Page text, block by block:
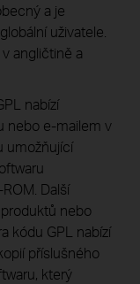
a je
uživatele.
angličtině a
nabízí
nebo e-mailem v
umožňující
Další
nebo
kódu GPL nabízí
příslušného
který